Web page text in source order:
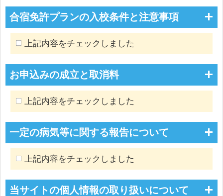
合宿免許プランの入校条件と注意事項
上記内容をチェックしました
お申込みの成立と取消料
上記内容をチェックしました
一定の病気等に関する報告について
上記内容をチェックしました
当サイトの個人情報の取り扱いについて